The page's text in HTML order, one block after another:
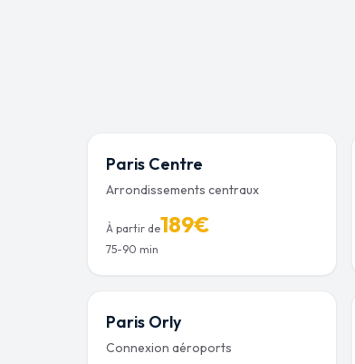
Paris Centre
Arrondissements centraux
À partir de189€
75-90 min
Paris Orly
Connexion aéroports